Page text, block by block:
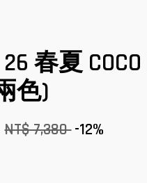
春夏
色)
NT$ 7,380-12%